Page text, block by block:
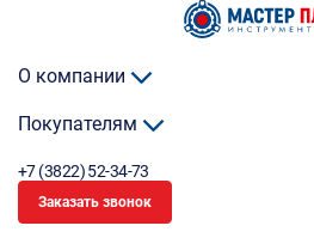
О компании
Покупателям
+7 (3822) 52-34-73
Заказать звонок